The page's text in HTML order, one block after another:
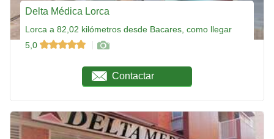
Delta Médica Lorca
Lorca a 82,02 kilómetros desde Bacares, como llegar
5,0
Contactar